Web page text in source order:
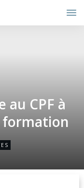
CPF à
formation